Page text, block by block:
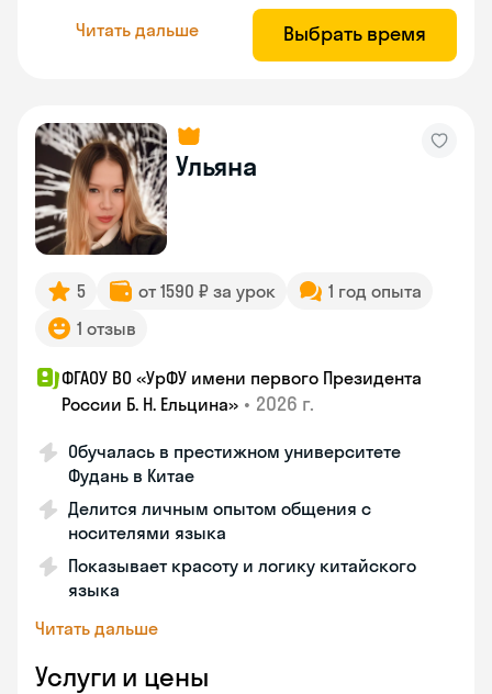
Читать дальше Выбрать время
Ульяна
5 от 1590 ₽ за урок
1 год опыта
1 отзыв
ФГАОУ ВО «УрФУ имени первого Президента
России Б. Н. Ельцина» • 2026 г.
Обучалась в престижном университете
Фудань в Китае
Делится личным опытом общения с
носителями языка
Показывает красоту и логику китайского
языка
Читать дальше
Услуги и цены